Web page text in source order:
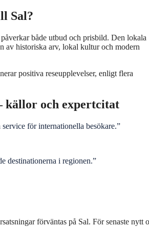
Sal?
både utbud och prisbild. Den lokala
av historiska arv, lokal kultur och modern
positiva reseupplevelser, enligt flera
källor och expertcitat
för internationella besökare.”
destinationerna i regionen.”
förväntas på Sal. För senaste nytt